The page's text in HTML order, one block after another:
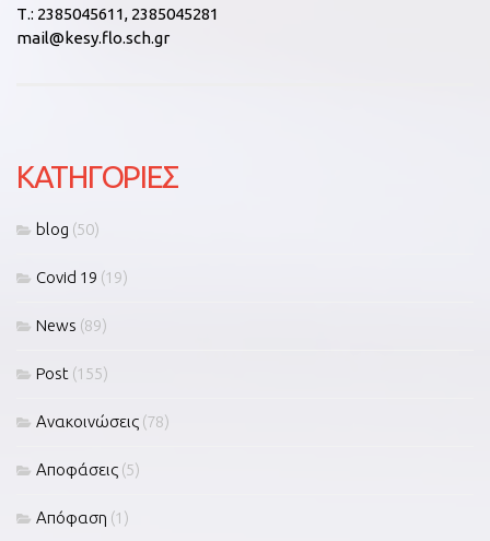
Τ.: 2385045611, 2385045281
mail@kesy.flo.sch.gr
KΑΤΗΓΟΡΊΕΣ
blog (50)
Covid 19 (19)
News (89)
Post (155)
Ανακοινώσεις (78)
Αποφάσεις (5)
Απόφαση (1)